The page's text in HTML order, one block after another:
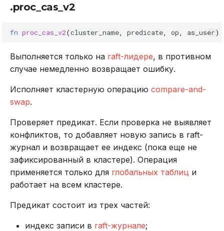
.proc_cas_v2
fn proc_cas_v2(cluster_name predicate op as_user)
Выполняется только на raft-лидере, в противном
случае немедленно возвращает ошибку.
Исполняет кластерную операцию compare-and-
swap.
Проверяет предикат. Если проверка не выявляет
конфликтов, то добавляет новую запись в raft-
журнал и возвращает ее индекс (пока еще не
зафиксированный в кластере). Операция
применяется только для глобальных таблиц и
работает на всем кластере.
Предикат состоит из трех частей:
индекс записи в raft-журнале;